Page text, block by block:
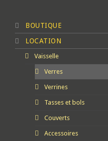
BOUTIQUE
LOCATION
Vaisselle
Verres
Verrines
Tasses et bols
Couverts
Accessoires